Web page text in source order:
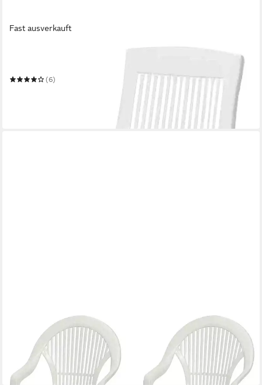
Fast ausverkauft
(6)
PROGARDEN
Gartensessel Vega
35,52 € UVP
-19%
in 3-4 Werktagen bei dir